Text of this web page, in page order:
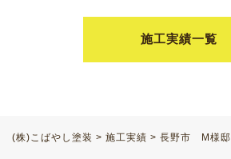
施工実績一覧
(株)こばやし塗装 > 施工実績 > 長野市 M様邸